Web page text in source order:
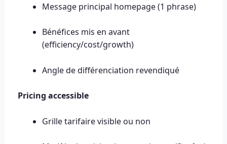
Message principal homepage (1 phrase)
Bénéfices mis en avant
(efficiency/cost/growth)
Angle de différenciation revendiqué
Pricing accessible
Grille tarifaire visible ou non